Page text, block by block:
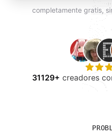
completamente gratis,
31129+ creadores